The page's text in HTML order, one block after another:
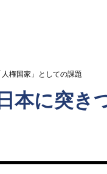
権国家」としての課題
本に突き